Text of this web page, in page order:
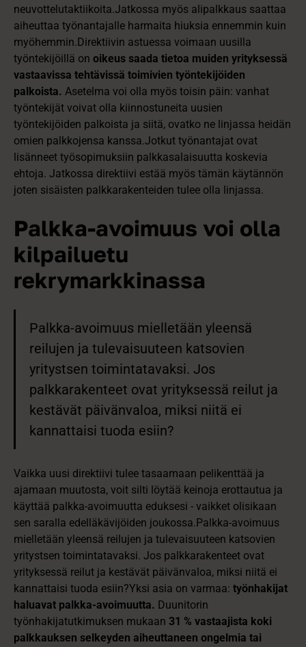
neuvottelutaktiikoita.Jatkossa myös alipalkkaus saattaa
aiheuttaa työnantajalle harmaita hiuksia ennemmin kuin
myöhemmin.Direktiivin astuessa voimaan uusilla
työntekijöillä on oikeus saada tietoa muiden yrityksessä
vastaavissa tehtävissä toimivien työntekijöiden
palkoista. Asetelma voi olla myös toisin päin: vanhat
työntekijät voivat olla kiinnostuneita uusien
työntekijöiden palkoista ja siitä, ovatko ne linjassa heidän
omien palkkojensa kanssa.Jotkut työnantajat ovat
lisänneet työsopimuksiin palkkasalaisuutta koskevia
ehtoja. Jatkossa direktiivi estää myös tämän käytännön
joten sisäisten palkkarakenteiden tulee olla linjassa.
Palkka-avoimuus voi olla
kilpailuetu
rekrymarkkinassa
Palkka-avoimuus mielletään yleensä
reilujen ja tulevaisuuteen katsovien
yritystsen toimintatavaksi. Jos
palkkarakenteet ovat yrityksessä reilut ja
kestävät päivänvaloa, miksi niitä ei
kannattaisi tuoda esiin?
Vaikka uusi direktiivi tulee tasaamaan pelikenttää ja
ajamaan muutosta, voit silti löytää keinoja erottautua ja
käyttää palkka-avoimuutta eduksesi - vaikket olisikaan
sen saralla edelläkävijöiden joukossa.Palkka-avoimuus
mielletään yleensä reilujen ja tulevaisuuteen katsovien
yritystsen toimintatavaksi. Jos palkkarakenteet ovat
yrityksessä reilut ja kestävät päivänvaloa, miksi niitä ei
kannattaisi tuoda esiin?Yksi asia on varmaa: työnhakijat
haluavat palkka-avoimuutta. Duunitorin
työnhakijatutkimuksen mukaan 31 % vastaajista koki
palkkauksen selkeyden aiheuttaneen ongelmia tai